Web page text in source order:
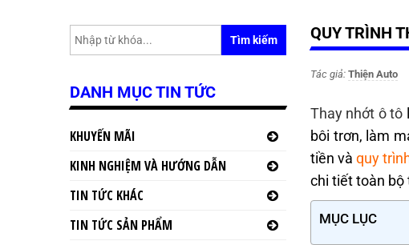
QUY TRÌNH
Tác giả: Thiện Auto
Thay nhớt ô tô
bôi trơn, làm
tiền vàquy
chi tiết toàn bộ
MỤC LỤC
Tìm kiếm
DANH MỤC TIN TỨC
KHUYẾN MÃI
KINH NGHIỆM VÀ HƯỚNG DẪN
TIN TỨC KHÁC
TIN TỨC SẢN PHẨM